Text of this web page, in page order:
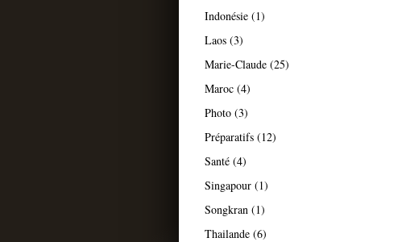
Indonésie (1)
Laos (3)
Marie-Claude (25)
Maroc (4)
Photo (3)
Préparatifs (12)
Santé (4)
Singapour (1)
Songkran (1)
Thailande (6)